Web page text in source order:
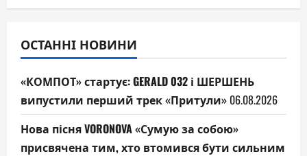
ОСТАННІ НОВИНИ
«КОМПОТ» стартує: GERALD 032 і ШЕРШЕНЬ
випустили перший трек «Притули» 06.08.2026
Нова пісня VORONOVA «Сумую за собою»
присвячена тим, хто втомився бути сильним